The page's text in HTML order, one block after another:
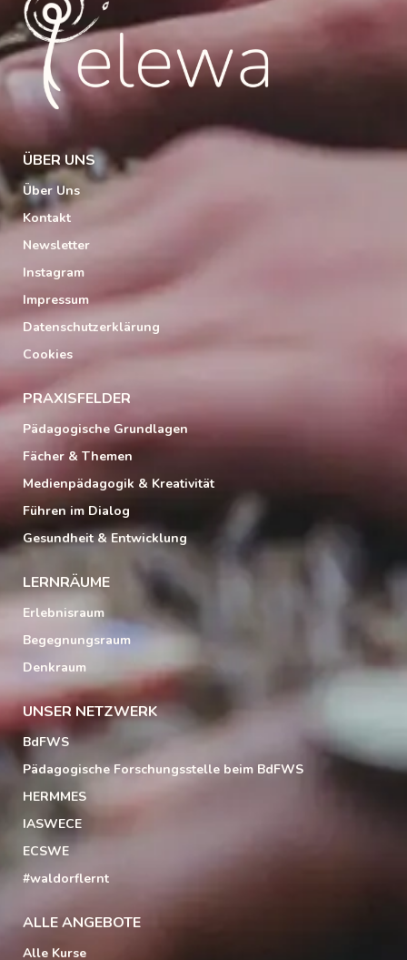
ÜBER UNS
Über Uns
Kontakt
Newsletter
Instagram
Impressum
Datenschutzerklärung
Cookies
PRAXISFELDER
Pädagogische Grundlagen
Fächer & Themen
Medienpädagogik & Kreativität
Führen im Dialog
Gesundheit & Entwicklung
LERNRÄUME
Erlebnisraum
Begegnungsraum
Denkraum
UNSER NETZWERK
BdFWS
Pädagogische Forschungsstelle beim BdFWS
HERMMES
IASWECE
ECSWE
#waldorflernt
ALLE ANGEBOTE
Alle Kurse